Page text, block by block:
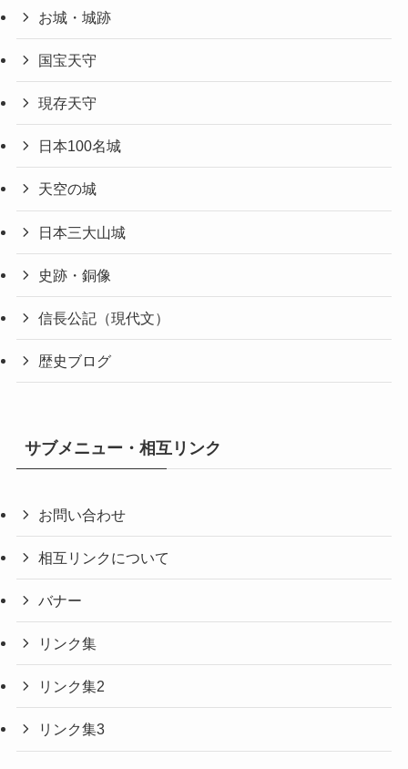
お城・城跡
国宝天守
現存天守
日本100名城
天空の城
日本三大山城
史跡・銅像
信長公記（現代文）
歴史ブログ
サブメニュー・相互リンク
お問い合わせ
相互リンクについて
バナー
リンク集
リンク集2
リンク集3